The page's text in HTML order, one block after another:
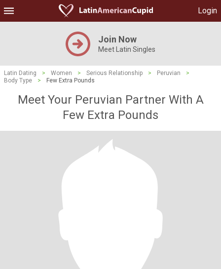
Login
Join Now
Meet Latin Singles
Latin Dating > Women > Serious Relationship > Peruvian
>
Body Type
> Few Extra Pounds
Meet Your Peruvian Partner With A
Few Extra Pounds